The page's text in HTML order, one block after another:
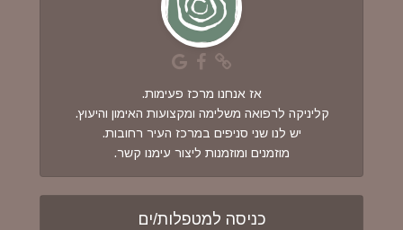
אז אנחנו מרכז פעימות.
קליניקה לרפואה משלימה ומקצועות האימון והיעוץ.
יש לנו שני סניפים במרכז העיר רחובות.
מוזמנים ומוזמנות ליצור עימנו קשר.
כניסה למטפלות/ים